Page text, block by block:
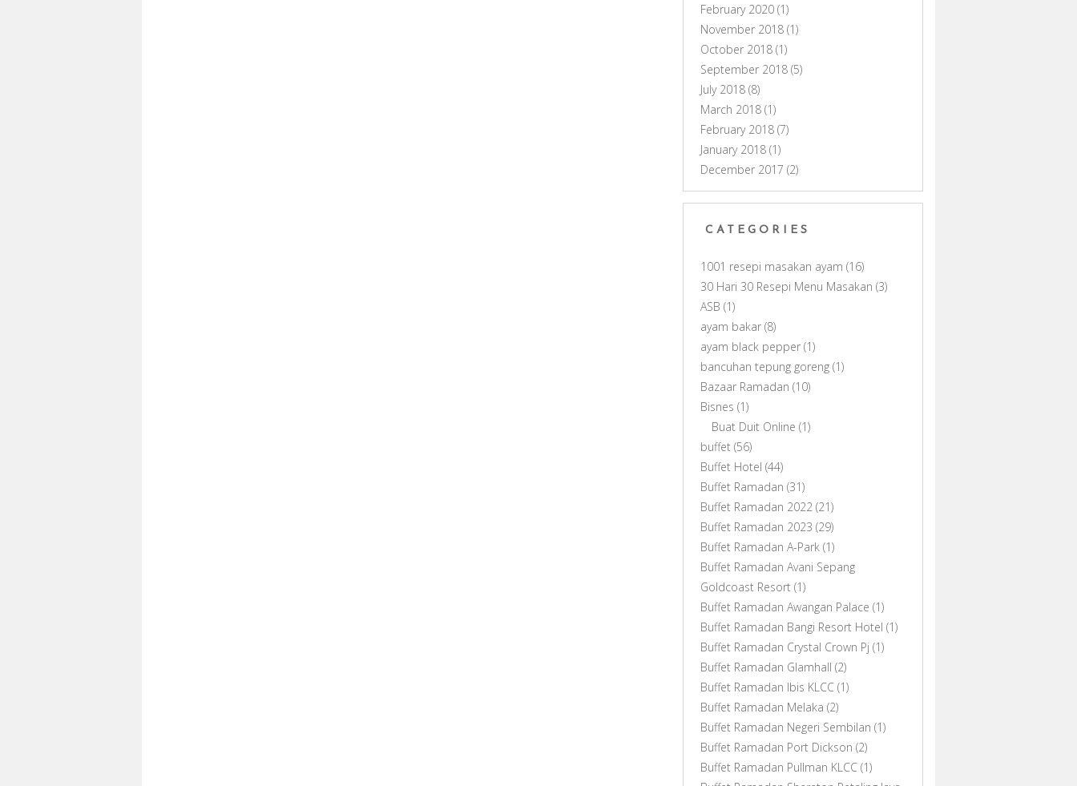
February 2020 (1)
November 2018 (1)
October 2018 (1)
September 2018 (5)
July 2018 (8)
March 2018 (1)
February 2018 (7)
January 2018 (1)
December 2017 (2)
CATEGORIES
1001 resepi masakan ayam (16)
30 Hari 30 Resepi Menu Masakan (3)
ASB (1)
ayam bakar (8)
ayam black pepper (1)
bancuhan tepung goreng (1)
Bazaar Ramadan (10)
Bisnes (1)
Buat Duit Online (1)
buffet (56)
Buffet Hotel (44)
Buffet Ramadan (31)
Buffet Ramadan 2022 (21)
Buffet Ramadan 2023 (29)
Buffet Ramadan A-Park (1)
Buffet Ramadan Avani Sepang
Goldcoast Resort (1)
Buffet Ramadan Awangan Palace (1)
Buffet Ramadan Bangi Resort Hotel (1)
Buffet Ramadan Crystal Crown Pj (1)
Buffet Ramadan Glamhall (2)
Buffet Ramadan Ibis KLCC (1)
Buffet Ramadan Melaka (2)
Buffet Ramadan Negeri Sembilan (1)
Buffet Ramadan Port Dickson (2)
Buffet Ramadan Pullman KLCC (1)